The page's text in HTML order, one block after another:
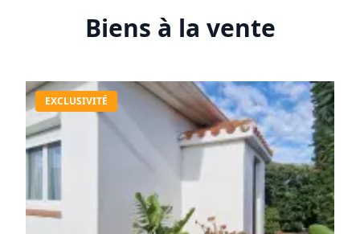
Biens à la vente
EXCLUSIVITÉ